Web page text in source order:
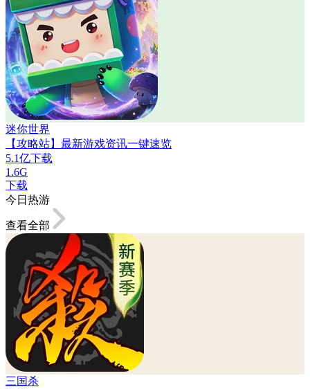
迷你世界
【攻略站】最新游戏资讯一键速览
5.1亿下载
1.6G
下载
今日热游
查看全部
三国杀